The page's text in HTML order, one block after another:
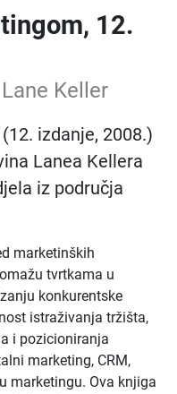
12.
Keller
izdanje, 2008.)
Lanea Kellera
iz područja
marketinških
tvrtkama u
konkurentske
istraživanja tržišta,
i pozicioniranja
marketing, CRM,
marketingu. Ova knjiga